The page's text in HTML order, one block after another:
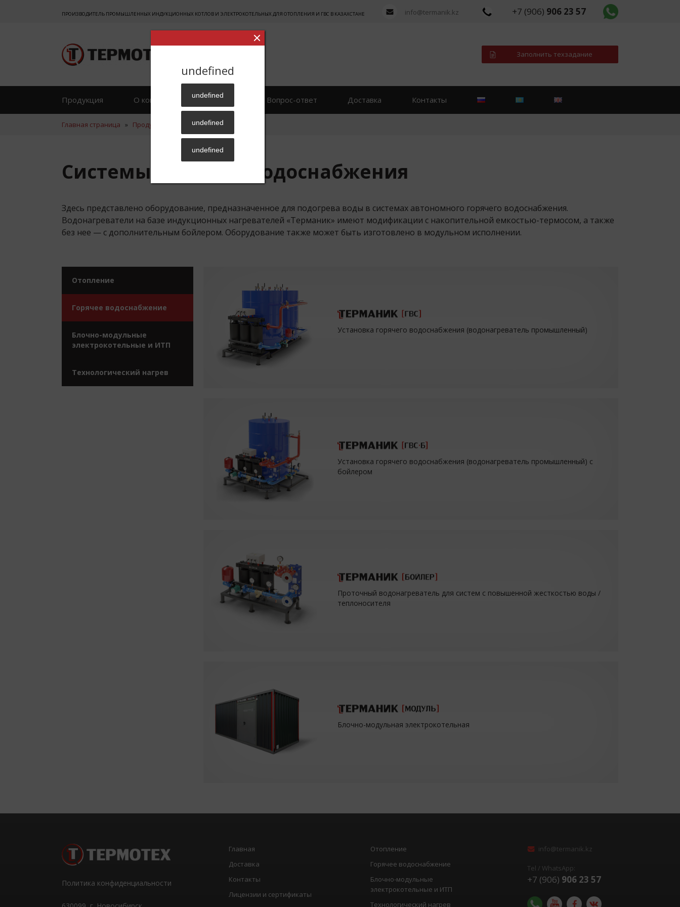
undefined
undefined
undefined
undefined
ПРОИЗВОДИТЕЛЬ ПРОМЫШЛЕННЫХ ИНДУКЦИОННЫХ КОТЛОВ И ЭЛЕКТРОКОТЕЛЬНЫХ ДЛЯ ОТОПЛЕНИЯ И ГВС В КАЗАХСТАНЕ info@termanik.kz +7 (906) 906 23 57
Заполнить техзадание
Продукция О компании Отзывы Вопрос-ответ Доставка Контакты
Главная страница » Продукция Горячее водоснабжение
Системы горячего водоснабжения
Здесь представлено оборудование, предназначенное для подогрева воды в системах автономного горячего водоснабжения.
Водонагреватели на базе индукционных нагревателей «Терманик» имеют модификации с накопительной емкостью-термосом, а также
без нее — с дополнительным бойлером. Оборудование также может быть изготовлено в модульном исполнении.
Отопление
Горячее водоснабжение
Блочно-модульные
электрокотельные и ИТП
Технологический нагрев
Установка горячего водоснабжения (водонагреватель промышленный)
Установка горячего водоснабжения (водонагреватель промышленный) с
бойлером
Проточный водонагреватель для систем с повышенной жесткостью воды /
теплоносителя
Блочно-модульная электрокотельная
Политика конфиденциальности
Главная
Доставка
Контакты
Лицензии и сертификаты
Отопление
Горячее водоснабжение
Блочно-модульные
электрокотельные и ИТП
Технологический нагрев
info@termanik.kz
Tel / WhatsApp:
+7 (906) 906 23 57